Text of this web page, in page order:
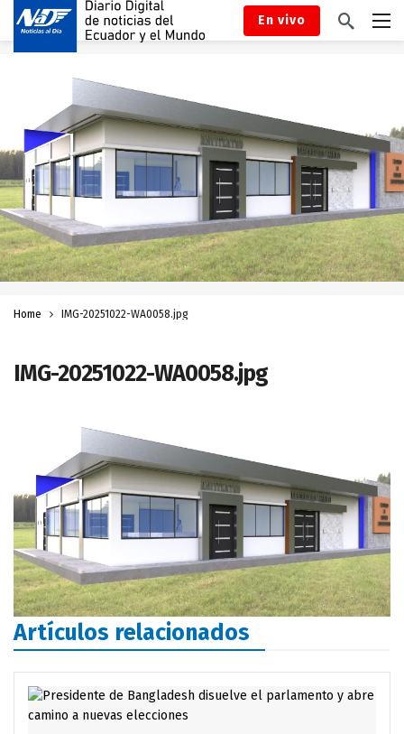
En vivo
Home IMG-20251022-WA0058.jpg
IMG-20251022-WA0058.jpg
Artículos relacionados